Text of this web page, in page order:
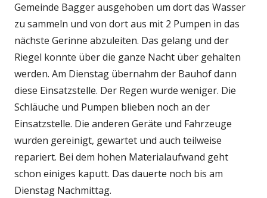
Gemeinde Bagger ausgehoben um dort das Wasser
zu sammeln und von dort aus mit 2 Pumpen in das
nächste Gerinne abzuleiten. Das gelang und der
Riegel konnte über die ganze Nacht über gehalten
werden. Am Dienstag übernahm der Bauhof dann
diese Einsatzstelle. Der Regen wurde weniger. Die
Schläuche und Pumpen blieben noch an der
Einsatzstelle. Die anderen Geräte und Fahrzeuge
wurden gereinigt, gewartet und auch teilweise
repariert. Bei dem hohen Materialaufwand geht
schon einiges kaputt. Das dauerte noch bis am
Dienstag Nachmittag.